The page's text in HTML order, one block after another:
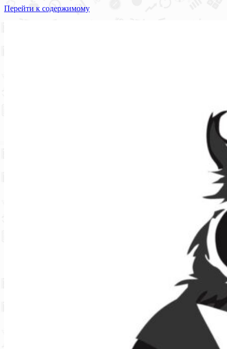
Перейти к содержимому